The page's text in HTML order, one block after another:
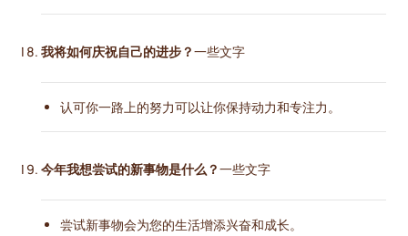
我将如何庆祝自己的进步？一些文字
认可你一路上的努力可以让你保持动力和专注力。
今年我想尝试的新事物是什么？一些文字
尝试新事物会为您的生活增添兴奋和成长。